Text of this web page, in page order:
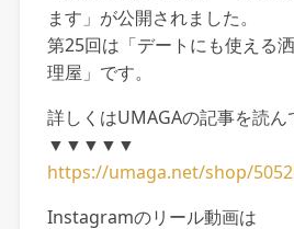
ます」が公開されました。
第25回は「デートにも使える
理屋」です。
詳しくはUMAGAの記事を読ん
▼▼▼▼▼
https://umaga.net/shop/
Instagramのリール動画は